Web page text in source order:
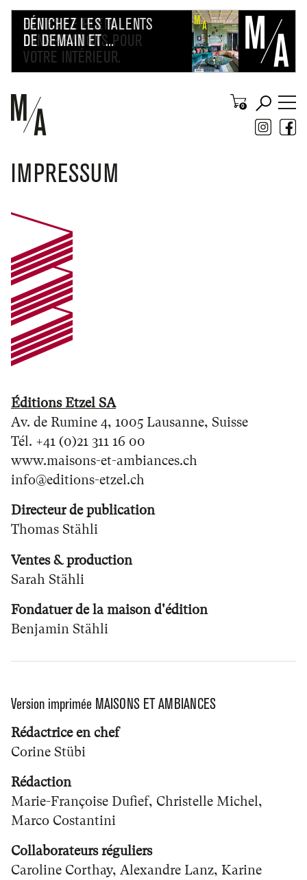
IMPRESSUM
Éditions Etzel SA
Av. de Rumine 4, 1005 Lausanne, Suisse
Tél. +41 (0)21 311 16 00
www.maisons-et-ambiances.ch
info@editions-etzel.ch
Directeur de publication
Thomas Stähli
Ventes & production
Sarah Stähli
Fondatuer de la maison d'édition
Benjamin Stähli
Version imprimée MAISONS ET AMBIANCES
Rédactrice en chef
Corine Stübi
Rédaction
Marie-Françoise Dufief, Christelle Michel,
Marco Costantini
Collaborateurs réguliers
Caroline Corthay, Alexandre Lanz, Karine